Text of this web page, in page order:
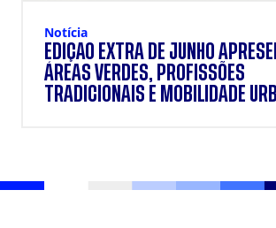
Notícia
EDIÇÃO EXTRA DE JUNHO
ÁREAS VERDES, PROFISSÕES
TRADICIONAIS E MOBILIDADE